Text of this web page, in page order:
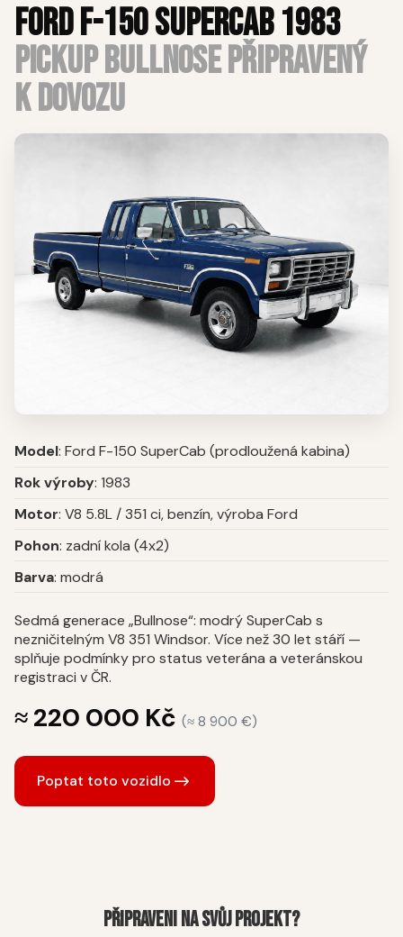
FORD F-150 SUPERCAB 1983
PICKUP BULLNOSE PŘIPRAVENÝ
K DOVOZU
Model: Ford F-150 SuperCab (prodloužená kabina)
Rok výroby: 1983
Motor: V8 5.8L / 351 ci, benzín, výroba Ford
Pohon: zadní kola (4x2)
Barva: modrá
Sedmá generace „Bullnose“: modrý SuperCab s
nezničitelným V8 351 Windsor. Více než 30 let stáří —
splňuje podmínky pro status veterána a veteránskou
registraci v ČR.
≈ 220 000 Kč (≈ 8 900 €)
Poptat toto vozidlo
Připraveni na svůj projekt?